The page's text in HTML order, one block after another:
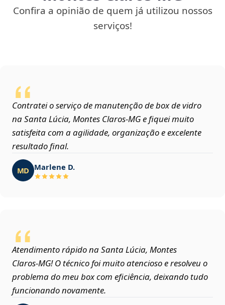
Confira a opinião de quem já utilizou nossos
serviços!
Contratei o serviço de manutenção de box de vidro
na Santa Lúcia, Montes Claros‑MG e fiquei muito
satisfeita com a agilidade, organização e excelente
resultado final.
MD Marlene D.
Atendimento rápido na Santa Lúcia, Montes
Claros‑MG! O técnico foi muito atencioso e resolveu o
problema do meu box com eficiência, deixando tudo
funcionando novamente.